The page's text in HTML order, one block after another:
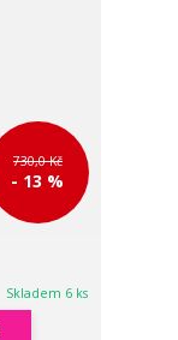
730,0 Kč
- 13 %
Skladem 6 ks